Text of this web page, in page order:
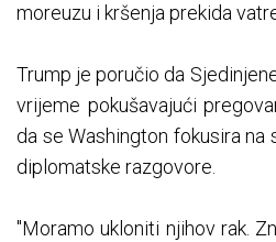
moreuzu i kršenja prekida
Trump je poručio da
vrijeme pokušavajući
da se Washington fokusira
diplomatske razgovore.
"Moramo ukloniti njihov rak.